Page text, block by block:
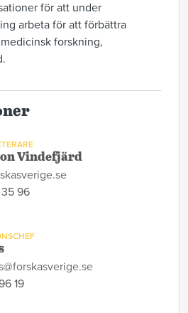
för att under
arbeta för att förbättra
forskning,
Vindefjärd
96
19